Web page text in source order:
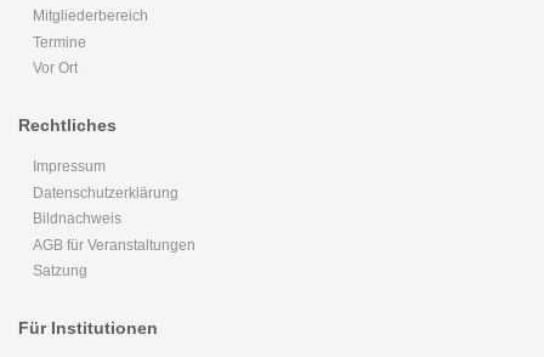
Mitgliederbereich
Termine
Vor Ort
Rechtliches
Impressum
Datenschutzerklärung
Bildnachweis
AGB für Veranstaltungen
Satzung
Für Institutionen